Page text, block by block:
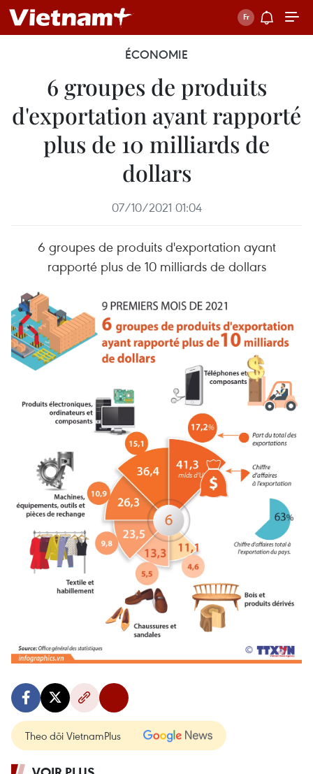
ÉCONOMIE
6 groupes de produits
d'exportation ayant rapporté
plus de 10 milliards de
dollars
07/10/2021 01:04
6 groupes de produits d'exportation ayant
rapporté plus de 10 milliards de dollars
Theo dõi VietnamPlus